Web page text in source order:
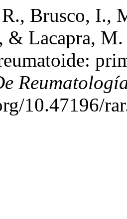
Brusco, I.,
& Lacapra,
10.47196/